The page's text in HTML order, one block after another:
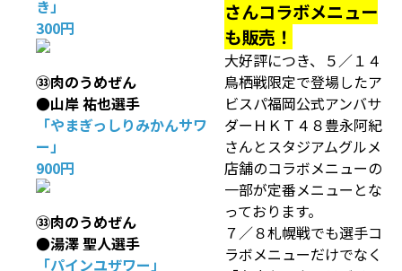
き」
300円
㉝肉のうめぜん
●山岸 祐也選手
「やまぎっしりみかんサワ
ー」
900円
㉝肉のうめぜん
●湯澤 聖人選手
「パインユザワー」
さんコラボメニュー
も販売！
大好評につき、５／１４
鳥栖戦限定で登場したア
ビスパ福岡公式アンバサ
ダーＨＫＴ４８豊永阿紀
さんとスタジアムグルメ
店舗のコラボメニューの
一部が定番メニューとな
っております。
７／８札幌戦でも選手コ
ラボメニューだけでなく